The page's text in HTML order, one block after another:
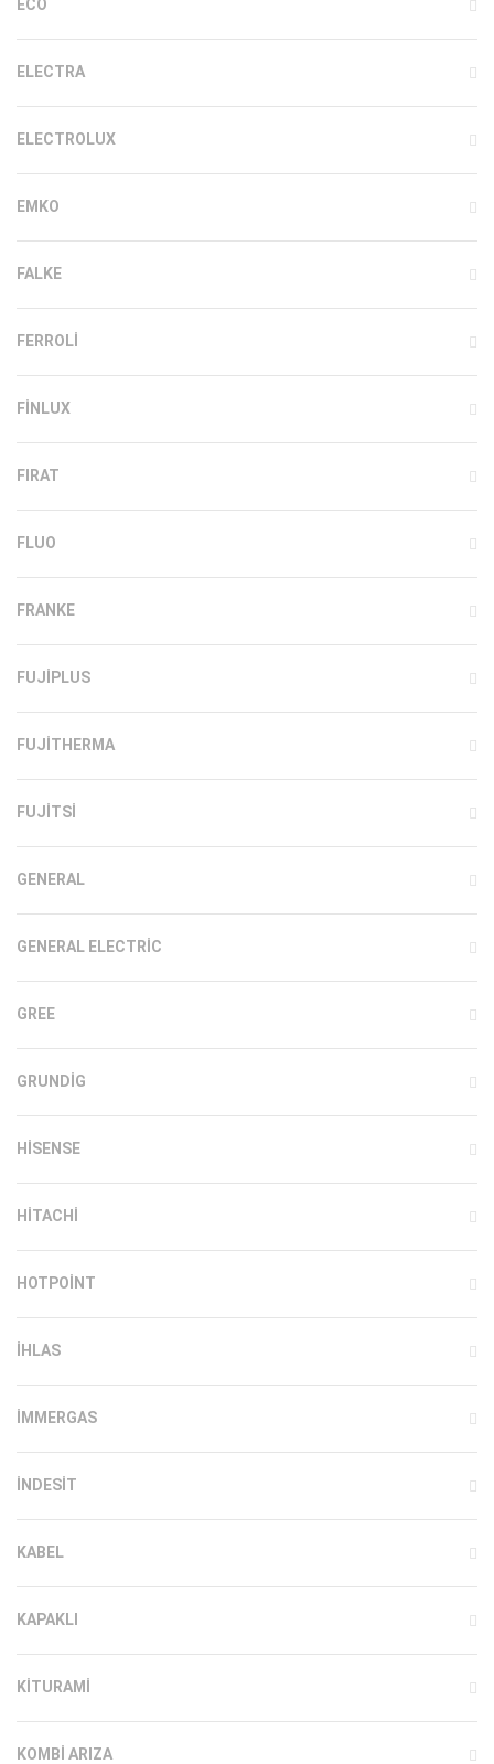
ECO
ELECTRA
ELECTROLUX
EMKO
FALKE
FERROLI
FINLUX
FIRAT
FLUO
FRANKE
FUJIPLUS
FUJITHERMA
FUJITSI
GENERAL
GENERAL ELECTRIC
GREE
GRUNDIG
HISENSE
HITACHI
HOTPOINT
IHLAS
İMMERGAS
INDESIT
KABEL
KAPAKLI
KITURAMI
KOMBI ARIZA